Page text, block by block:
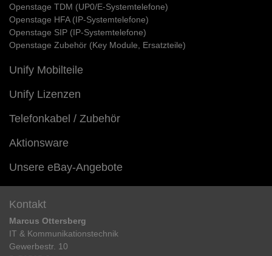
Openstage TDM (UP0/E-Systemtelefone)
Openstage HFA (IP-Systemtelefone)
Openstage SIP (IP-Systemtelefone)
Openstage Zubehör (Key Module, Ersatzteile)
Unify Mobilteile
Unify Lizenzen
Telefonkabel / Zubehör
Aktionsware
Unsere eBay-Angebote
Kontakt
Marcus Ottersberg
IT & Kommunikationstechnik
Gewerbestr. 10